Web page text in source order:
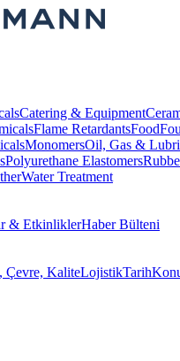
Catering & Equipment
Flame RetardantsFood
MonomersOil, Gas &
Polyurethane Elastomers
Water Treatment
& EtkinliklerHaber Bülteni
Çevre, KaliteLojistikTarih